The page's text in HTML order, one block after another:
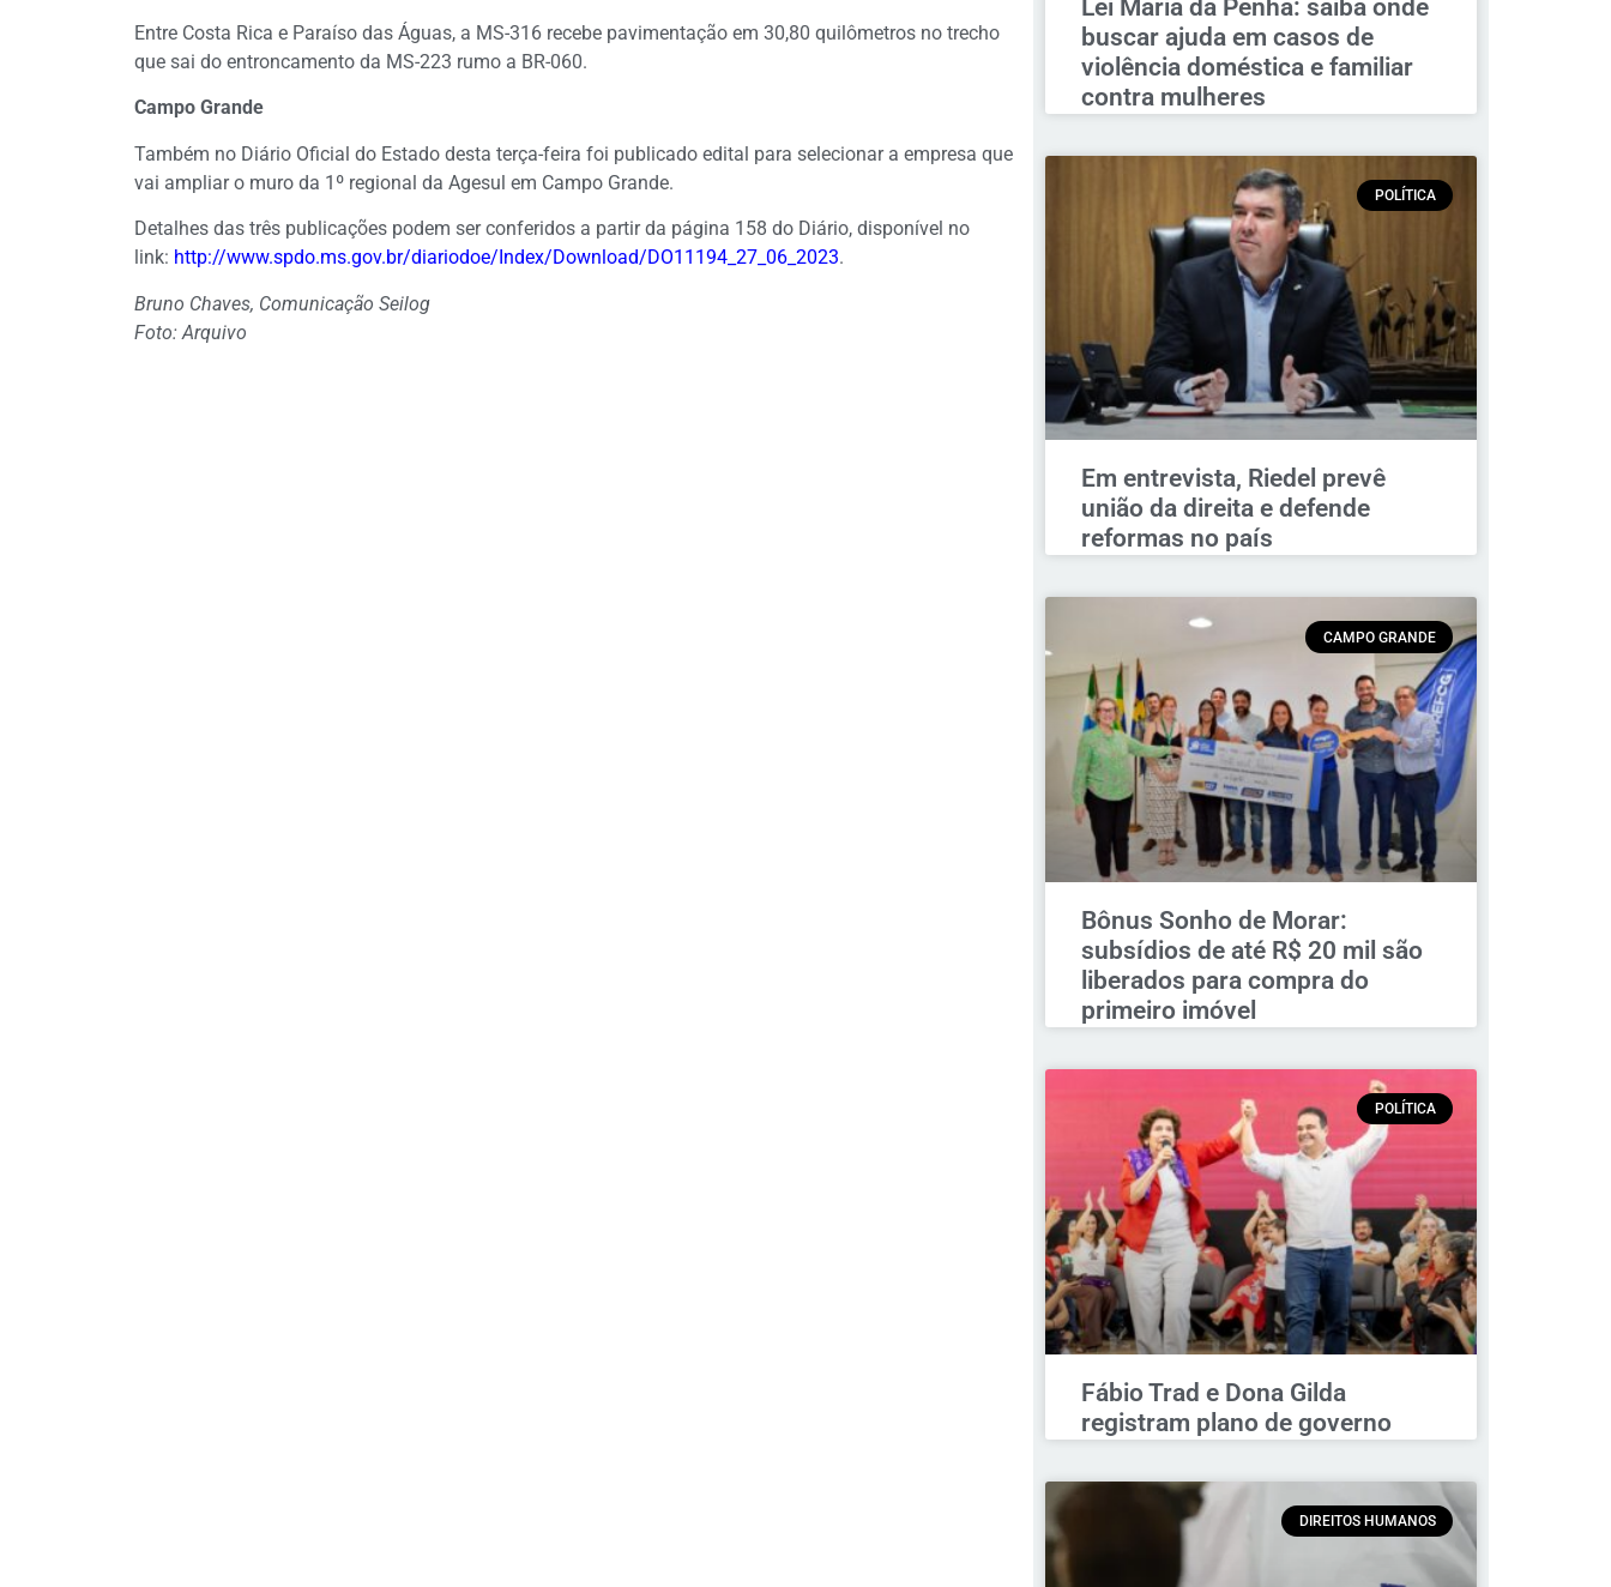
Entre Costa Rica e Paraíso das Águas, a MS-316 recebe pavimentação em 30,80 quilômetros no trecho
que sai do entroncamento da MS-223 rumo a BR-060.
Campo Grande
Também no Diário Oficial do Estado desta terça-feira foi publicado edital para selecionar a empresa que
vai ampliar o muro da 1º regional da Agesul em Campo Grande.
Detalhes das três publicações podem ser conferidos a partir da página 158 do Diário, disponível no
link: http://www.spdo.ms.gov.br/diariodoe/Index/Download/DO11194_27_06_2023.
Bruno Chaves, Comunicação Seilog
Foto: Arquivo
Lei Maria da Penha: saiba onde
buscar ajuda em casos de
violência doméstica e familiar
contra mulheres
POLÍTICA
Em entrevista, Riedel prevê
união da direita e defende
reformas no país
CAMPO GRANDE
Bônus Sonho de Morar:
subsídios de até R$ 20 mil são
liberados para compra do
primeiro imóvel
POLÍTICA
Fábio Trad e Dona Gilda
registram plano de governo
DIREITOS HUMANOS